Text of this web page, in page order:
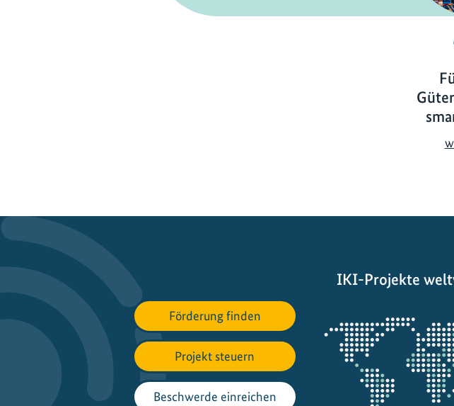
Förderung finden
Projekt steuern
Beschwerde einreichen
IKI-Projekte
Projektkarte